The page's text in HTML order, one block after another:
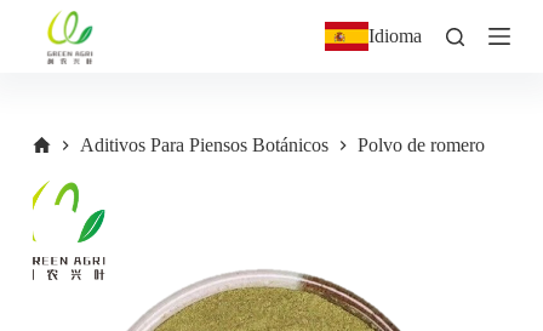
n
Idioma
Aditivos Para Piensos Botánicos Polvo de romero